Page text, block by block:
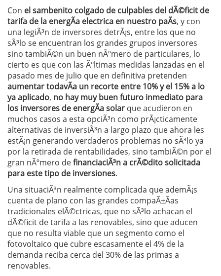
Con el sambenito colgado de culpables del dÃ©ficit de
tarifa de la energÃ­a electrica en nuestro paÃ­s, y con
una legiÃ³n de inversores detrÃ¡s, entre los que no
sÃ³lo se encuentran los grandes grupos inversores
sino tambiÃ©n un buen nÃºmero de particulares, lo
cierto es que con las Ãºltimas medidas lanzadas en el
pasado mes de julio que en definitiva pretenden
aumentar todavÃ­a un recorte entre 10% y el 15% a lo
ya aplicado, no hay muy buen futuro inmediato para
los inversores de energÃ­a solar que acudieron en
muchos casos a esta opciÃ³n como prÃ¡cticamente
alternativas de inversiÃ³n a largo plazo que ahora les
estÃ¡n generando verdaderos problemas no sÃ³lo ya
por la retirada de rentabilidades, sino tambiÃ©n por el
gran nÃºmero definanciaciÃ³n a crÃ©dito solicitada
para este tipo de inversiones.
Una situaciÃ³n realmente complicada que ademÃ¡s
cuenta de plano con las grandes compaÃ±Ã­as
tradicionales elÃ©ctricas, que no sÃ³lo achacan el
dÃ©ficit de tarifa a las renovables, sino que aducen
que no resulta viable que un segmento como el
fotovoltaico que cubre escasamente el 4% de la
demanda reciba cerca del 30% de las primas a
renovables.